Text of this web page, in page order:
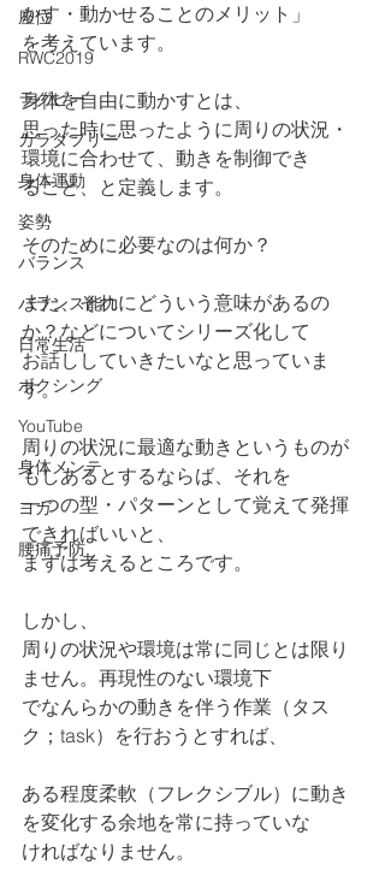
座位
RWC2019
ラグビー
カラダフリー
身体運動
姿勢
バランス
バランス能力
日常生活
ボクシング
YouTube
身体メンテ
ヨガ
腰痛予防
かす・動かせることのメリット」
を考えています。
身体を自由に動かすとは、
思った時に思ったように周りの状況・
環境に合わせて、動きを制御でき
ること、と定義します。
そのために必要なのは何か？
また、それにどういう意味があるの
か？などについてシリーズ化して
お話ししていきたいなと思っていま
す。
周りの状況に最適な動きというものが
もしあるとするならば、それを
一つの型・パターンとして覚えて発揮
できればいいと、
まずは考えるところです。
しかし、
周りの状況や環境は常に同じとは限り
ません。再現性のない環境下
でなんらかの動きを伴う作業（タス
ク；task）を行おうとすれば、
ある程度柔軟（フレクシブル）に動き
を変化する余地を常に持っていな
ければなりません。